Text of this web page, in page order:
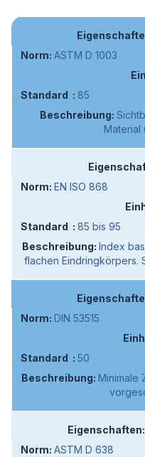
ASTM D 1003
85
Material
EN ISO 868
85 bis 95
Index
flachen Eindringkörpers.
DIN 53515
50
Minimale
ASTM D 638